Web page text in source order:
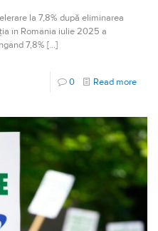
la 7,8% după eliminarea
în România iulie 2025 a
7,8% […]
0 Read more